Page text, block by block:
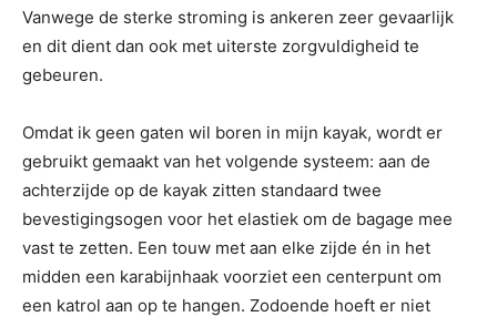
Vanwege de sterke stroming is ankeren zeer gevaarlijk
en dit dient dan ook met uiterste zorgvuldigheid te
gebeuren.
Omdat ik geen gaten wil boren in mijn kayak, wordt er
gebruikt gemaakt van het volgende systeem: aan de
achterzijde op de kayak zitten standaard twee
bevestigingsogen voor het elastiek om de bagage mee
vast te zetten. Een touw met aan elke zijde én in het
midden een karabijnhaak voorziet een centerpunt om
een katrol aan op te hangen. Zodoende hoeft er niet